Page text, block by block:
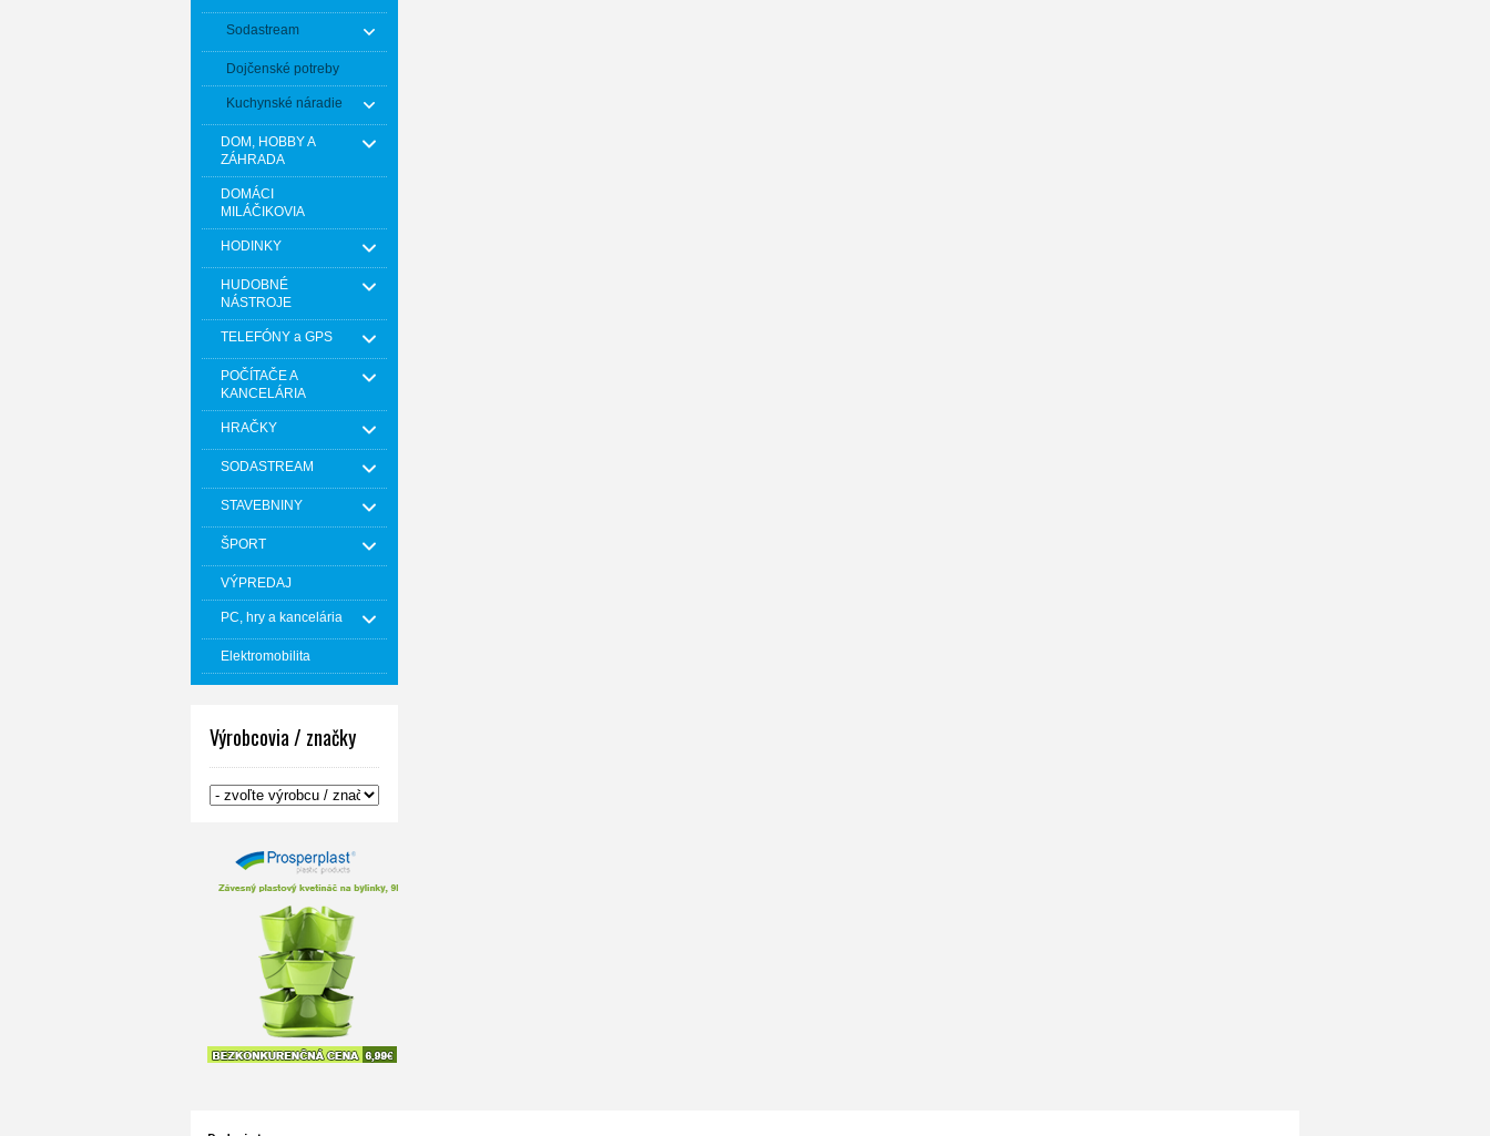
Sodastream
Dojčenské potreby
Kuchynské náradie
DOM, HOBBY A
ZÁHRADA
DOMÁCI
MILÁČIKOVIA
HODINKY
HUDOBNÉ
NÁSTROJE
TELEFÓNY a GPS
POČÍTAČE A
KANCELÁRIA
HRAČKY
SODASTREAM
STAVEBNINY
ŠPORT
VÝPREDAJ
PC, hry a kancelária
Elektromobilita
Výrobcovia / značky